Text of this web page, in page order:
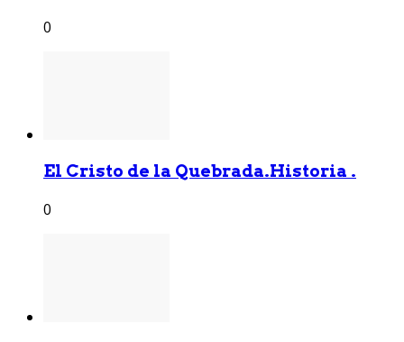
0
El Cristo de la Quebrada.Historia .
0